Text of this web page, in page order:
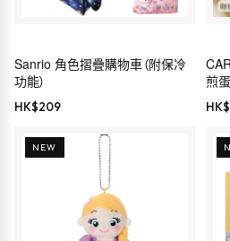
Sanrio 角色摺疊購物車（附保冷
功能）
HK$209
煎
色
HK$
NEW